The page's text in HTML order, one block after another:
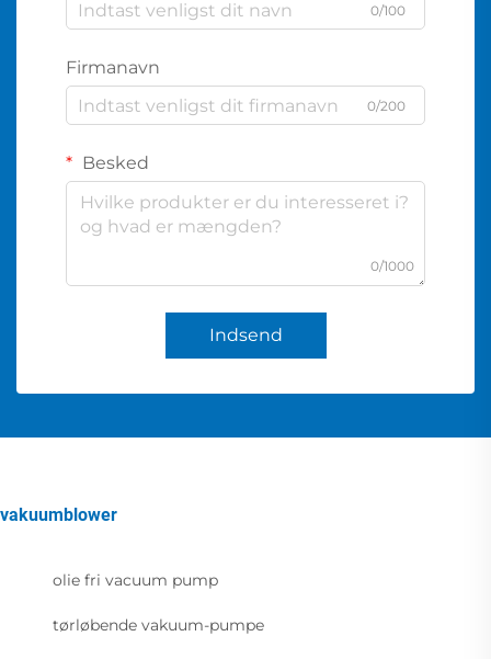
0/100
Firmanavn
0/200
Besked
0/1000
Indsend
vakuumblower
olie fri vacuum pump
tørløbende vakuum-pumpe